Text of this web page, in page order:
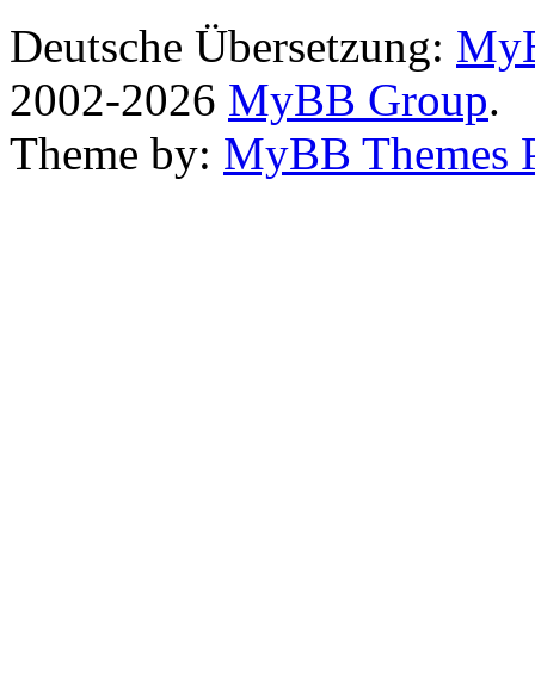
Deutsche Übersetzung:
2002-2026 MyBB Group.
Theme by: MyBB Themes